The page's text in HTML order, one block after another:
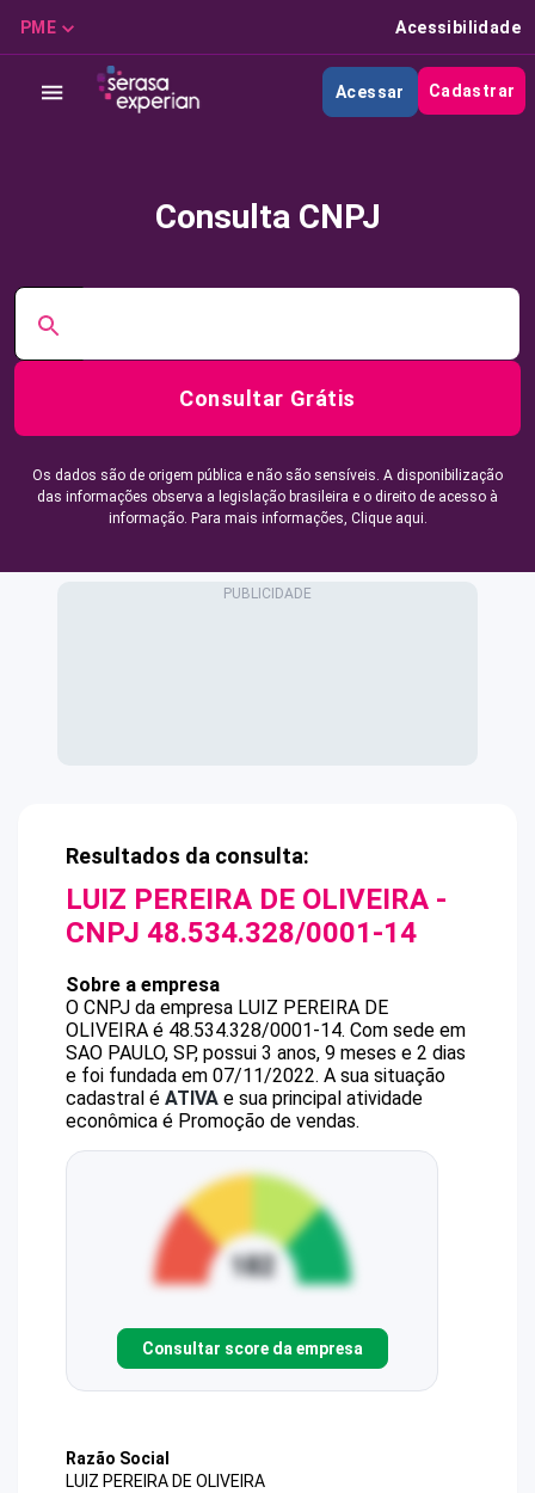
PME Acessibilidade
Acessar Cadastrar
Consulta CNPJ
Consultar Grátis
Os dados são de origem pública e não são sensíveis. A disponibilização
das informações observa a legislação brasileira e o direito de acesso à
informação. Para mais informações, Clique aqui.
Resultados da consulta:
LUIZ PEREIRA DE OLIVEIRA -
CNPJ 48.534.328/0001-14
Sobre a empresa
O CNPJ da empresa LUIZ PEREIRA DE
OLIVEIRA é 48.534.328/0001-14. Com sede em
SAO PAULO, SP, possui 3 anos, 9 meses e 2 dias
e foi fundada em 07/11/2022. A sua situação
cadastral é ATIVA e sua principal atividade
econômica é Promoção de vendas.
Consultar score da empresa
Razão Social
LUIZ PEREIRA DE OLIVEIRA